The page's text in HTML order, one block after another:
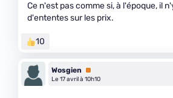
Ce n'est pas comme si, à l'époque, il
d'ententes sur les prix.
10
Wosgien
Premium
Le 17 avril à 10h10